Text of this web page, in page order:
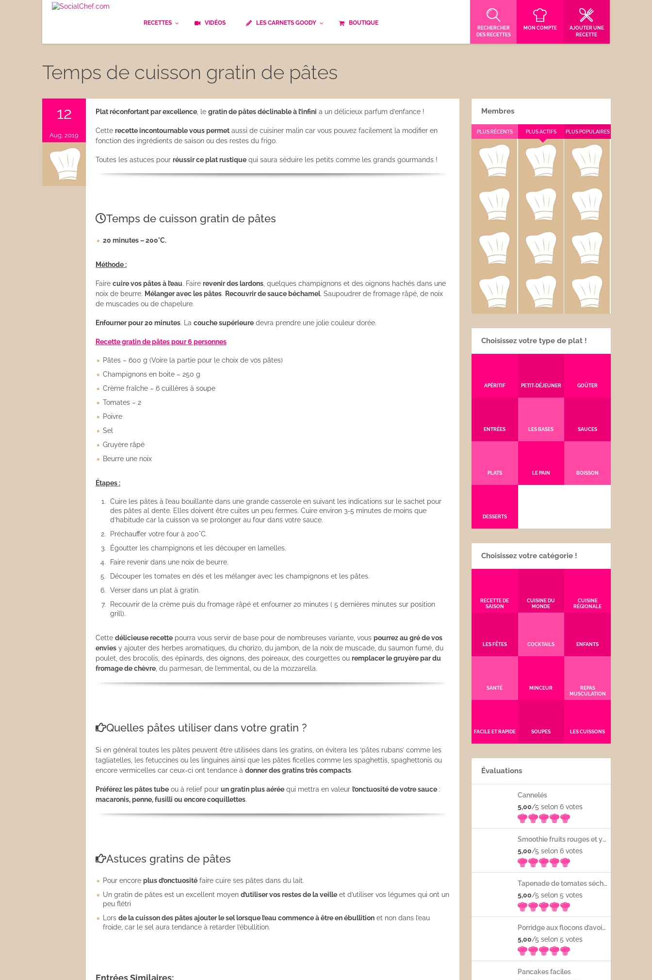
RECETTES
Desserts
Les sauces
Cuisine du monde
Enfants
Les Cuissons
Robots multifonctions
Les soupes
VIDÉOS LES CARNETS GOODY BOUTIQUE
RECHERCHER
DES RECETTES
MON COMPTE
AJOUTER UNE
RECETTE
Temps de cuisson gratin de pâtes
12
Aug, 2019
Plat réconfortant par excellence , le gratin de pâtes déclinable à l’infini a un délicieux parfum d’enfance !
Cette recette incontournable vous permet aussi de cuisiner malin car vous pouvez facilement la modifier en
fonction des ingrédients de saison ou des restes du frigo.
Toutes les astuces pour réussir ce plat rustique qui saura séduire les petits comme les grands gourmands !
Temps de cuisson gratin de pâtes
20 minutes – 200°C.
Méthode :
Faire cuire vos pâtes à l’eau. Faire revenir des lardons , quelques champignons et des oignons hachés dans une
noix de beurre. Mélanger avec les pâtes. Recouvrir de sauce béchamel. Saupoudrer de fromage râpé, de noix
de muscades ou de chapelure.
Enfourner pour 20 minutes. La couche supérieure devra prendre une jolie couleur dorée.
Recette gratin de pâtes pour 6 personnes
Pâtes – 600 g (Voire la partie pour le choix de vos pâtes)
Champignons en boite – 250 g
Crème fraîche – 6 cuillères à soupe
Tomates – 2
Poivre
Sel
Gruyère râpé
Beurre une noix
Étapes :
Cuire les pâtes à l’eau bouillante dans une grande casserole en suivant les indications sur le sachet pour
des pâtes al dente. Elles doivent être cuites un peu fermes. Cuire environ 3-5 minutes de moins que
d’habitude car la cuisson va se prolonger au four dans votre sauce.
Préchauffer votre four à 200°C.
Égoutter les champignons et les découper en lamelles.
Faire revenir dans une noix de beurre.
Découper les tomates en dés et les mélanger avec les champignons et les pâtes.
Verser dans un plat à gratin.
Recouvrir de la crème puis du fromage râpé et enfourner 20 minutes ( 5 dernières minutes sur position
grill).
Cette délicieuse recette pourra vous servir de base pour de nombreuses variante, vous pourrez au gré de vos
envies y ajouter des herbes aromatiques, du chorizo, du jambon, de la noix de muscade, du saumon fumé, du
poulet, des brocolis, des épinards, des oignons, des poireaux, des courgettes ou remplacer le gruyère par du
fromage de chèvre , du parmesan, de l’emmental, ou de la mozzarella.
Quelles pâtes utiliser dans votre gratin ?
Si en général toutes les pâtes peuvent être utilisées dans les gratins, on évitera les ‘pâtes rubans’ comme les
tagliatelles, les fetuccines ou les linguines ainsi que les pâtes ficelles comme les spaghettis, spaghettonis ou
encore vermicelles car ceux-ci ont tendance à donner des gratins très compacts.
Préférez les pâtes tube ou à relief pour un gratin plus aérée qui mettra en valeur l’onctuosité de votre sauce :
macaronis, penne, fusilli ou encore coquillettes.
Astuces gratins de pâtes
Pour encore plus d’onctuosité faire cuire ses pâtes dans du lait.
Un gratin de pâtes est un excellent moyen d’utiliser vos restes de la veille et d’utiliser vos légumes qui ont un
peu flétri
Lors de la cuisson des pâtes ajouter le sel lorsque l’eau commence à être en ébullition et non dans l’eau
froide, car le sel aura tendance à retarder l’ébullition.
Entrées Similaires:
Membres
PLUS RÉCENTS PLUS ACTIFS PLUS POPULAIRES
Choisissez votre type de plat !
APÉRITIF PETIT-DÉJEUNER GOÛTER
ENTRÉES LES BASES SAUCES
PLATS LE PAIN BOISSON
DESSERTS
Choisissez votre catégorie !
RECETTE DE
SAISON
CUISINE DU
MONDE
CUISINE
RÉGIONALE
LES FÊTES COCKTAILS ENFANTS
SANTÉ MINCEUR
REPAS
MUSCULATION
FACILE ET RAPIDE SOUPES LES CUISSONS
Évaluations
Cannelés
5,00/5 selon 6 votes
Smoothie fruits rouges et yaourt
5,00/5 selon 6 votes
Tapenade de tomates séchées
5,00/5 selon 5 votes
Porridge aux flocons d’avoine avec les fruits frais
5,00/5 selon 5 votes
Pancakes faciles